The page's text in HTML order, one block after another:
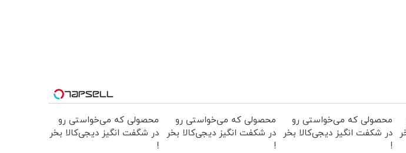
محصولی که می‌خواستی رو
در شکفت انگیز دیجی‌کالا بخر
!
محصولی که می‌خواستی رو
در شکفت انگیز دیجی‌کالا بخر
!
محصولی که می‌خواستی رو
در شگفت انگیز دیجی‌کالا بخر
!